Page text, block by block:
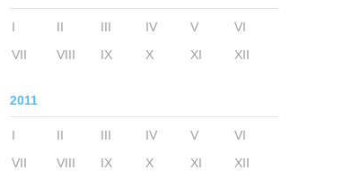
I II III IV V
VI
VII
VIII IX X XI XII
2011
I II III IV V
VI
VII
VIII IX X XI XII